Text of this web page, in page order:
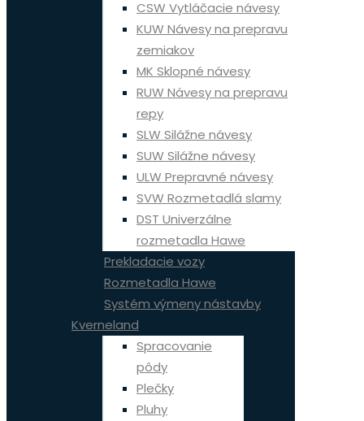
CSW Vytláčacie návesy
KUW Návesy na prepravu
zemiakov
MK Sklopné návesy
RUW Návesy na prepravu
repy
SLW Silážne návesy
SUW Silážne návesy
ULW Prepravné návesy
SVW Rozmetadlá slamy
DST Univerzálne
rozmetadla Hawe
Prekladacie vozy
Rozmetadla Hawe
Systém výmeny nástavby
Kverneland
Spracovanie
pôdy
Plečky
Pluhy